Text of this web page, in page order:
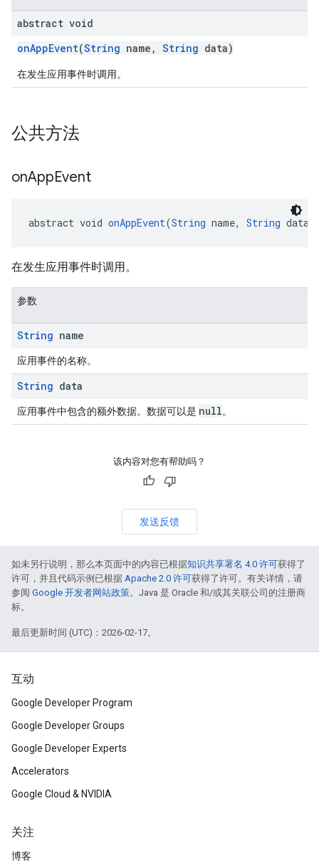
abstract void
onAppEvent(String name, String data)
在发生应用事件时调用。
公共方法
onAppEvent
abstract void onAppEvent(String name, String data)
在发生应用事件时调用。
参数
String name
应用事件的名称。
String data
应用事件中包含的额外数据。数据可以是 null。
该内容对您有帮助吗？
发送反馈
如未另行说明，那么本页面中的内容已根据知识共享署名 4.0 许可获得了
许可，并且代码示例已根据 Apache 2.0 许可获得了许可。有关详情，请
参阅 Google 开发者网站政策。Java 是 Oracle 和/或其关联公司的注册商
标。
最后更新时间 (UTC)：2026-02-17。
互动
Google Developer Program
Google Developer Groups
Google Developer Experts
Accelerators
Google Cloud & NVIDIA
关注
博客